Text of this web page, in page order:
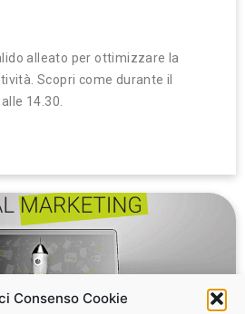
Consenso Cookie
alleato per ottimizzare la
Scopri come durante il
14.30.